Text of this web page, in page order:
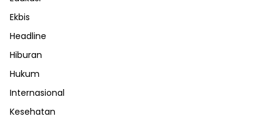
Ekbis
Headline
Hiburan
Hukum
Internasional
Kesehatan